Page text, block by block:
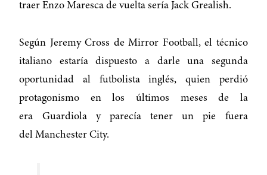
traer Enzo Maresca de vuelta sería Jack Grealish.
Según Jeremy Cross de Mirror Football, el técnico
italiano estaría dispuesto a darle una segunda
oportunidad al futbolista inglés, quien perdió
protagonismo en los últimos meses de la
era Guardiola y parecía tener un pie fuera
del Manchester City.